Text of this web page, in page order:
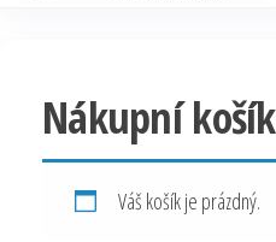
Nákupní košík
Váš košík je prázdný.